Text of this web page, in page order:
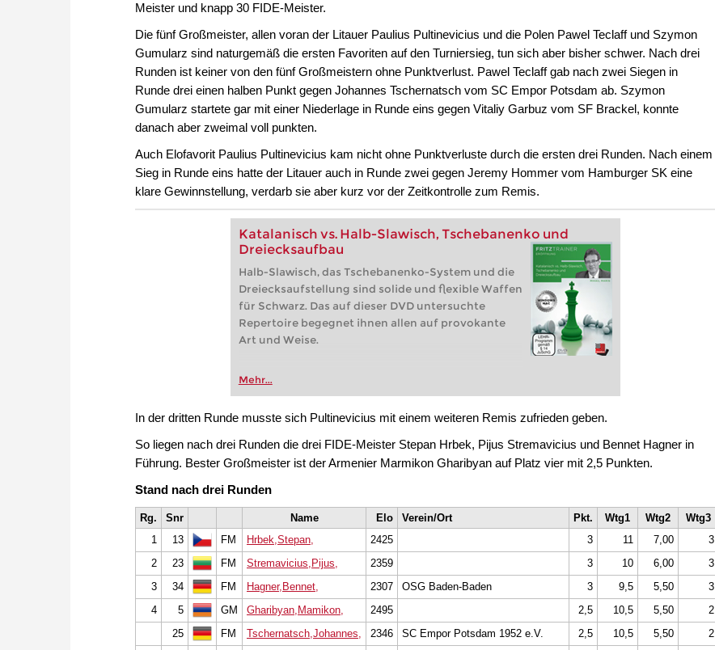
Meister und knapp 30 FIDE-Meister.
Die fünf Großmeister, allen voran der Litauer Paulius Pultinevicius und die Polen Pawel Teclaff und Szymon
Gumularz sind naturgemäß die ersten Favoriten auf den Turniersieg, tun sich aber bisher schwer. Nach drei
Runden ist keiner von den fünf Großmeistern ohne Punktverlust. Pawel Teclaff gab nach zwei Siegen in
Runde drei einen halben Punkt gegen Johannes Tschernatsch vom SC Empor Potsdam ab. Szymon
Gumularz startete gar mit einer Niederlage in Runde eins gegen Vitaliy Garbuz vom SF Brackel, konnte
danach aber zweimal voll punkten.
Auch Elofavorit Paulius Pultinevicius kam nicht ohne Punktverluste durch die ersten drei Runden. Nach einem
Sieg in Runde eins hatte der Litauer auch in Runde zwei gegen Jeremy Hommer vom Hamburger SK eine
klare Gewinnstellung, verdarb sie aber kurz vor der Zeitkontrolle zum Remis.
Katalanisch vs. Halb-Slawisch, Tschebanenko und
Dreiecksaufbau
Halb-Slawisch, das Tschebanenko-System und die
Dreiecksaufstellung sind solide und flexible Waffen
für Schwarz. Das auf dieser DVD untersuchte
Repertoire begegnet ihnen allen auf provokante
Art und Weise.
Mehr...
In der dritten Runde musste sich Pultinevicius mit einem weiteren Remis zufrieden geben.
So liegen nach drei Runden die drei FIDE-Meister Stepan Hrbek, Pijus Stremavicius und Bennet Hagner in
Führung. Bester Großmeister ist der Armenier Marmikon Gharibyan auf Platz vier mit 2,5 Punkten.
Stand nach drei Runden
Rg. Snr Name Elo Verein/Ort Pkt. Wtg1 Wtg2
Wtg3
1
13 FM Hrbek,Stepan, 2425 3 11 7,00
3
2
23 FM Stremavicius,Pijus, 2359 3 10 6,00
3
3
34 FM Hagner,Bennet, 2307 OSG Baden-Baden 3 9,5 5,50
3
4
5 GM Gharibyan,Mamikon, 2495 2,5 10,5 5,50
2
25
FM Tschernatsch,Johannes, 2346 SC Empor Potsdam 1952 e.V. 2,5 10,5 5,50
2